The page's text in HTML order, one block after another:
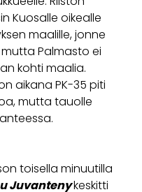
Kuosalle oikealle
maalille, jonne
Palmasto ei
kohti maalia.
aikana PK-35 piti
mutta tauolle
toisella minuutilla
Juvantenykeskitti